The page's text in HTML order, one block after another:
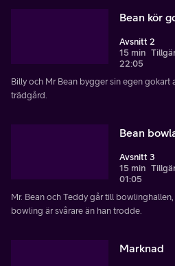
Bean kör
Avsnitt 2
15 min
22:05
Billy och Mr Bean bygger sin egen gokart
trädgård.
Bean
Avsnitt 3
15 min
01:05
Mr. Bean och Teddy går till
bowling är svårare än han trodde.
Marknad